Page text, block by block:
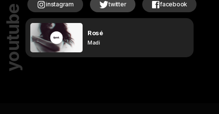
instagram twitter facebook
youtube Rosé
Madi